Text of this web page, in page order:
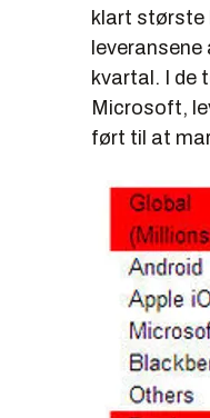
klart største
kvartal. I de
Microsoft,
ført til at